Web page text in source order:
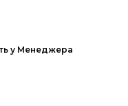
у Менеджера